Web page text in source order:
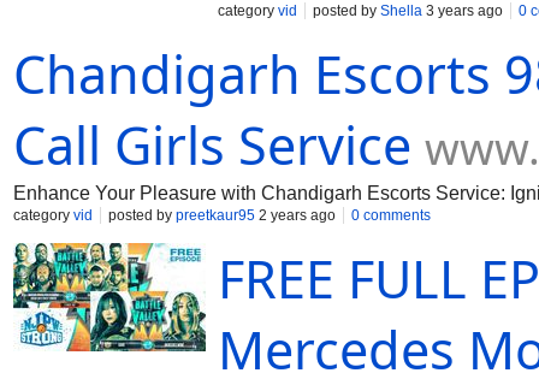
category vid posted by Shella 3 years ago 0
Chandigarh Escorts
Call Girls Service
Enhance Your Pleasure with Chandigarh Escorts Service:
category vid posted by preetkaur95 2 years ago 0 comments
FREE FULL
Mercedes